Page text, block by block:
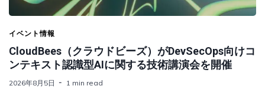
イベント情報
CloudBees（クラウドビーズ）がDevSecOps向けコ
ンテキスト認識型AIに関する技術講演会を開催
2026年8月5日 1 min read